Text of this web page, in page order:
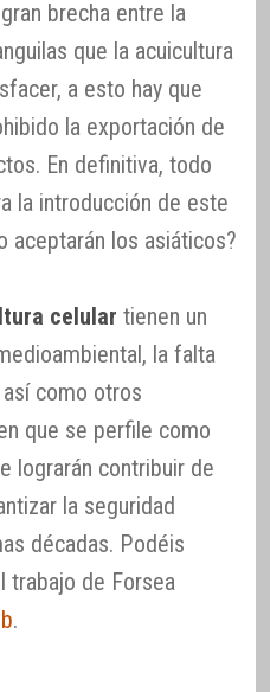
brecha entre la
que la acuicultura
a esto hay que
la exportación de
En definitiva, todo
la introducción de este
aceptarán los asiáticos?
celular tienen un
la falta
como otros
que se perfile como
lograrán contribuir de
la seguridad
décadas. Podéis
trabajo de Forsea
.